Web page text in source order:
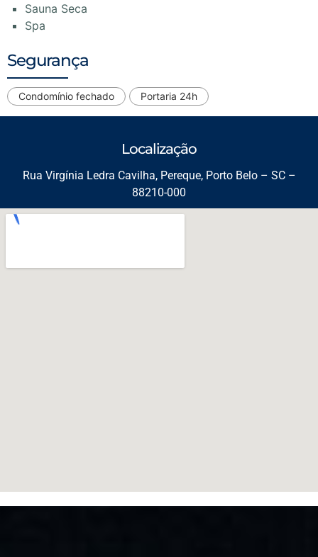
Sauna Seca
Spa
Segurança
Condomínio fechado Portaria 24h
Localização
Rua Virgínia Ledra Cavilha, Pereque, Porto Belo – SC –
88210-000